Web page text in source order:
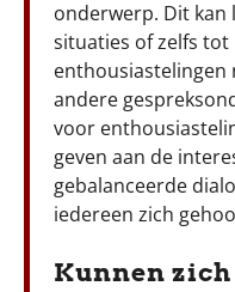
onderwerp. Dit kan
situaties of zelfs
andere
voor
geven aan de
gebalanceerde
iedereen zich
Kunnen zich